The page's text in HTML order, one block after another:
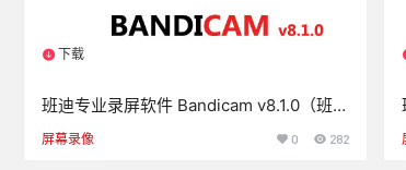
下载
班迪专业录屏软件 Bandicam v8.1.0（班迪
录屏软件）中文绿色免装版
屏幕录像 0 282